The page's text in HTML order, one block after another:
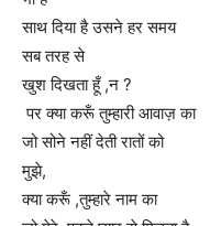
साथ दिया है उसने हर समय
सब तरह से
खुश दिखता हूँ ,न ?
पर क्या करूँ तुम्हारी आवाज़ का
जो सोने नहीं देती रातों को
मुझे,
क्या करूँ ,तुम्हारे नाम का